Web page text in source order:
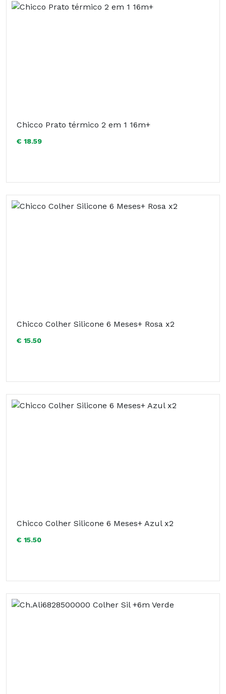
Chicco Prato térmico 2 em 1 16m+
€ 18.59
Chicco Colher Silicone 6 Meses+ Rosa x2
€ 15.50
Chicco Colher Silicone 6 Meses+ Azul x2
€ 15.50